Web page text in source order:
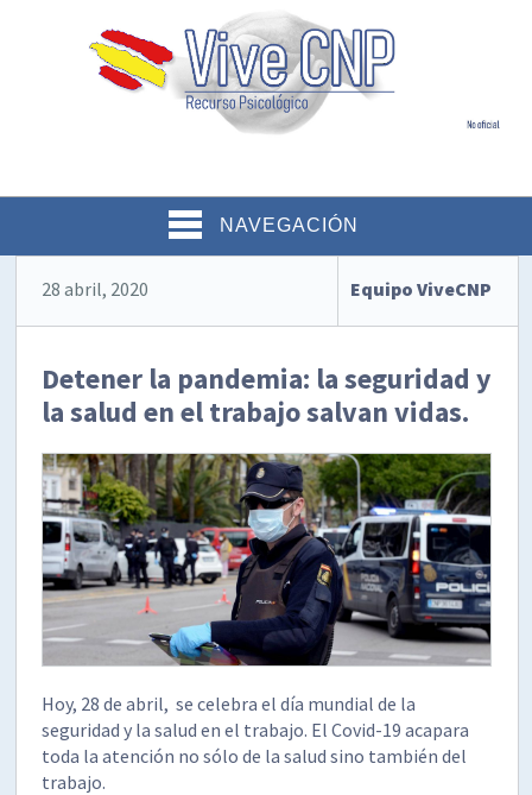
NAVEGACIÓN
28 abril, 2020 Equipo ViveCNP
Detener la pandemia: la seguridad y
la salud en el trabajo salvan vidas.
Hoy, 28 de abril, se celebra el día mundial de la
seguridad y la salud en el trabajo. El Covid-19 acapara
toda la atención no sólo de la salud sino también del
trabajo.